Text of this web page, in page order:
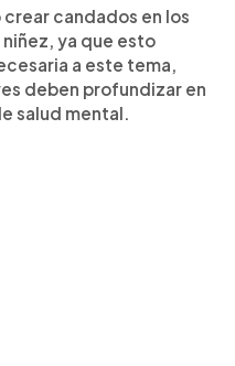
candados en los
ya que esto
a este tema,
deben profundizar en
salud mental.